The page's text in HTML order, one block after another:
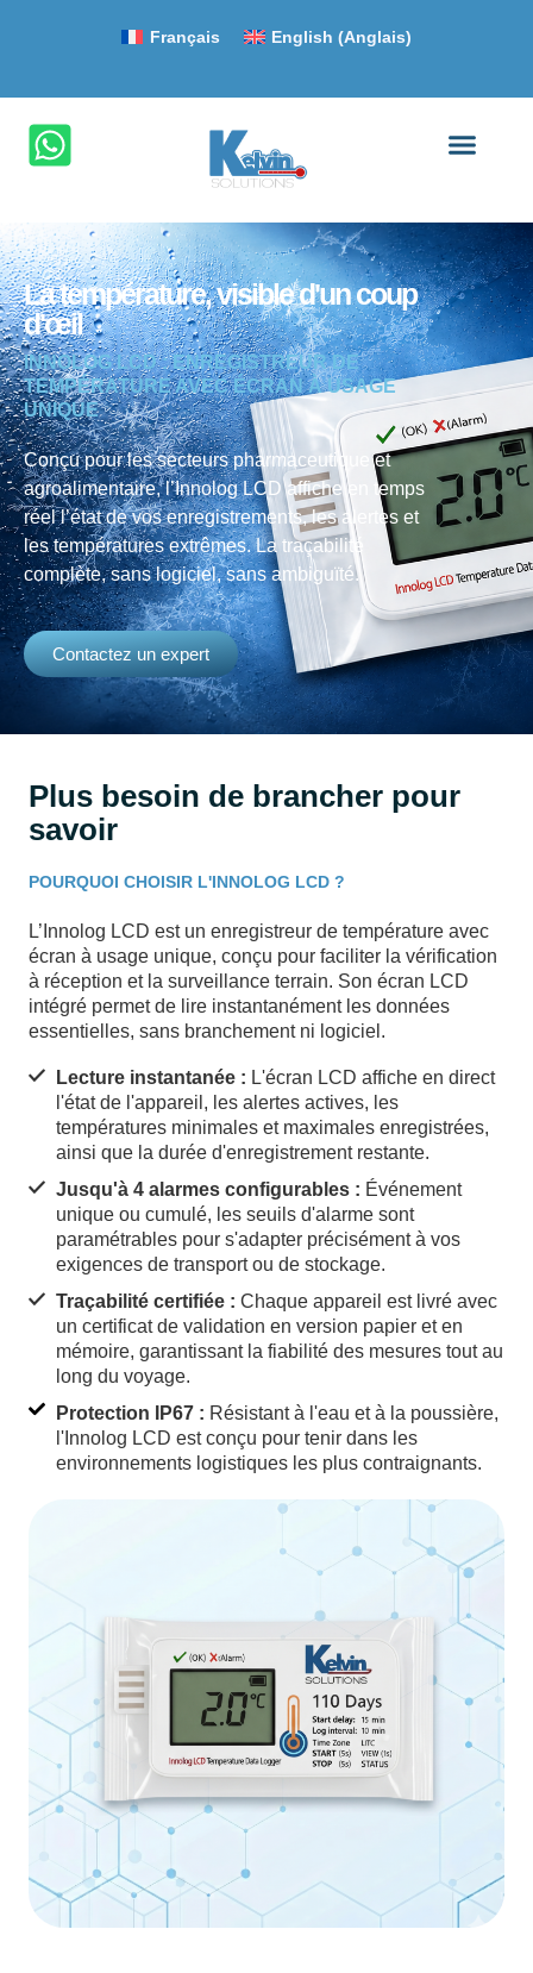
Français English (Anglais)
La température, visible d'un coup
d'œil
INNOLOG LCD : ENREGISTREUR DE
TEMPÉRATURE AVEC ÉCRAN À USAGE
UNIQUE
Conçu pour les secteurs pharmaceutique et
agroalimentaire, l’Innolog LCD affiche en temps
réel l’état de vos enregistrements, les alertes et
les températures extrêmes. La traçabilité
complète, sans logiciel, sans ambiguïté.
Contactez un expert
Plus besoin de brancher pour
savoir
POURQUOI CHOISIR L'INNOLOG LCD ?
L’Innolog LCD est un enregistreur de température avec
écran à usage unique, conçu pour faciliter la vérification
à réception et la surveillance terrain. Son écran LCD
intégré permet de lire instantanément les données
essentielles, sans branchement ni logiciel.
Lecture instantanée : L'écran LCD affiche en direct
l'état de l'appareil, les alertes actives, les
températures minimales et maximales enregistrées,
ainsi que la durée d'enregistrement restante.
Jusqu'à 4 alarmes configurables : Événement
unique ou cumulé, les seuils d'alarme sont
paramétrables pour s'adapter précisément à vos
exigences de transport ou de stockage.
Traçabilité certifiée : Chaque appareil est livré avec
un certificat de validation en version papier et en
mémoire, garantissant la fiabilité des mesures tout au
long du voyage.
Protection IP67 : Résistant à l'eau et à la poussière,
l'Innolog LCD est conçu pour tenir dans les
environnements logistiques les plus contraignants.